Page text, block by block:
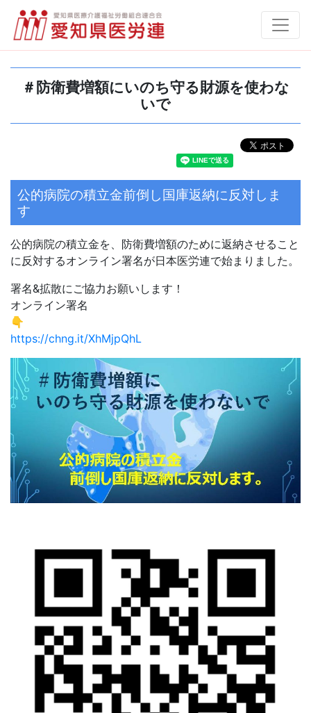
＃防衛費増額にいのち守る財源を使わな
いで
公的病院の積立金前倒し国庫返納に反対しま
す
公的病院の積立金を、防衛費増額のために返納させること
に反対するオンライン署名が日本医労連で始まりました。
署名&拡散にご協力お願いします！
オンライン署名
👇
https://chng.it/XhMjpQhL